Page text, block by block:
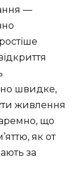
—
швидке,
живлення
що
як от
за